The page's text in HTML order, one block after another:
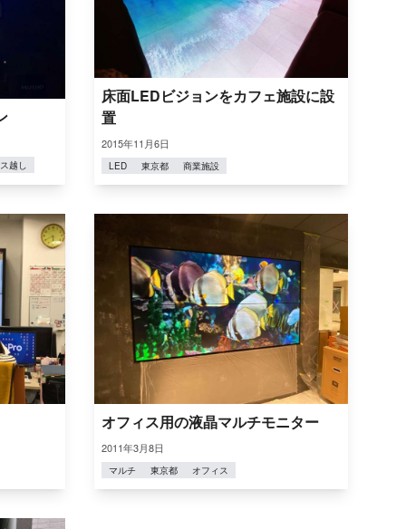
越し
床面LEDビジョンをカフェ施設に設
置
2015年11月6日
LED 東京都 商業施設
オフィス用の液晶マルチモニター
2011年3月8日
マルチ 東京都 オフィス